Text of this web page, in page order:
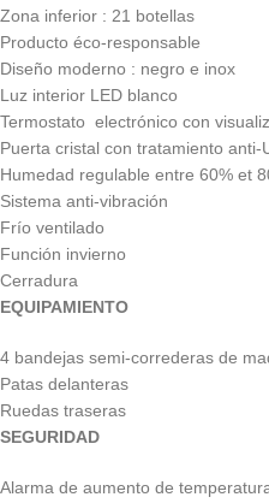
Zona inferior : 21 botellas
Producto éco-responsable
Diseño moderno : negro e inox
Luz interior LED blanco
Termostato electrónico con
Puerta cristal con tratamiento anti-
Humedad regulable entre 60% et
Sistema anti-vibración
Frío ventilado
Función invierno
Cerradura
EQUIPAMIENTO
4 bandejas semi-correderas de
Patas delanteras
Ruedas traseras
SEGURIDAD
Alarma de aumento de